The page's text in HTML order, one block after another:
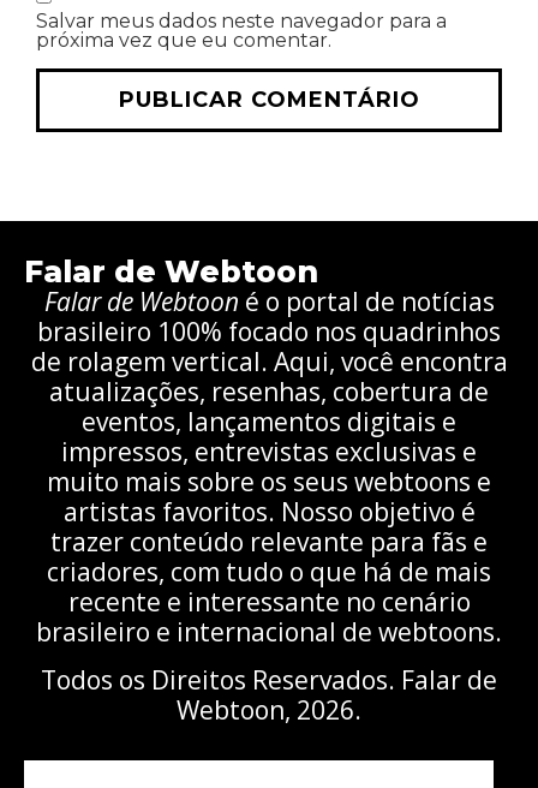
Salvar meus dados neste navegador para a
próxima vez que eu comentar.
Falar de Webtoon
Falar de Webtoon é o portal de notícias
brasileiro 100% focado nos quadrinhos
de rolagem vertical. Aqui, você encontra
atualizações, resenhas, cobertura de
eventos, lançamentos digitais e
impressos, entrevistas exclusivas e
muito mais sobre os seus webtoons e
artistas favoritos. Nosso objetivo é
trazer conteúdo relevante para fãs e
criadores, com tudo o que há de mais
recente e interessante no cenário
brasileiro e internacional de webtoons.
Todos os Direitos Reservados. Falar de
Webtoon, 2026.